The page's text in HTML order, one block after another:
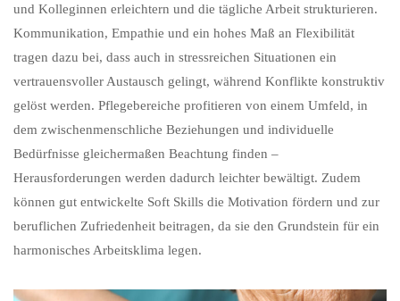
und Kolleginnen erleichtern und die tägliche Arbeit strukturieren.
Kommunikation, Empathie und ein hohes Maß an Flexibilität
tragen dazu bei, dass auch in stressreichen Situationen ein
vertrauensvoller Austausch gelingt, während Konflikte konstruktiv
gelöst werden. Pflegebereiche profitieren von einem Umfeld, in
dem zwischenmenschliche Beziehungen und individuelle
Bedürfnisse gleichermaßen Beachtung finden –
Herausforderungen werden dadurch leichter bewältigt. Zudem
können gut entwickelte Soft Skills die Motivation fördern und zur
beruflichen Zufriedenheit beitragen, da sie den Grundstein für ein
harmonisches Arbeitsklima legen.